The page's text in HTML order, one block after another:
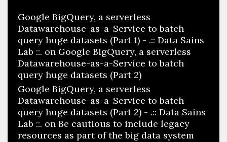
Google BigQuery, a serverless
Datawarehouse-as-a-Service to batch
query huge datasets (Part 1) - .:: Data Sains
Lab ::. on Google BigQuery, a serverless
Datawarehouse-as-a-Service to batch
query huge datasets (Part 2)
Google BigQuery, a serverless
Datawarehouse-as-a-Service to batch
query huge datasets (Part 2) - .:: Data Sains
Lab ::. on Be cautious to include legacy
resources as part of the big data system